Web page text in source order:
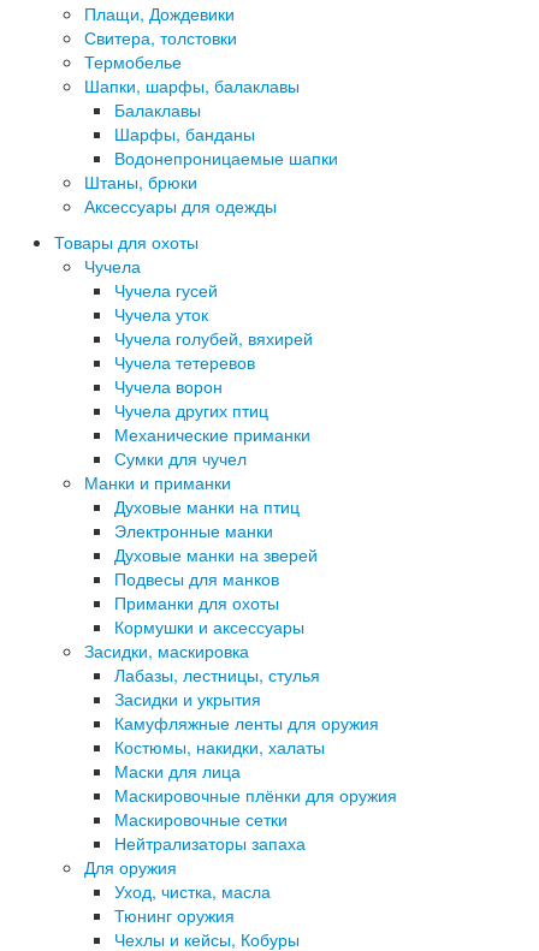
Плащи, Дождевики
Свитера, толстовки
Термобелье
Шапки, шарфы, балаклавы
Балаклавы
Шарфы, банданы
Водонепроницаемые шапки
Штаны, брюки
Аксессуары для одежды
Товары для охоты
Чучела
Чучела гусей
Чучела уток
Чучела голубей, вяхирей
Чучела тетеревов
Чучела ворон
Чучела других птиц
Механические приманки
Сумки для чучел
Манки и приманки
Духовые манки на птиц
Электронные манки
Духовые манки на зверей
Подвесы для манков
Приманки для охоты
Кормушки и аксессуары
Засидки, маскировка
Лабазы, лестницы, стулья
Засидки и укрытия
Камуфляжные ленты для оружия
Костюмы, накидки, халаты
Маски для лица
Маскировочные плёнки для оружия
Маскировочные сетки
Нейтрализаторы запаха
Для оружия
Уход, чистка, масла
Тюнинг оружия
Чехлы и кейсы, Кобуры